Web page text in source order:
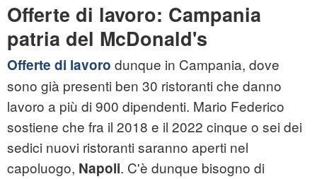
Offerte di lavoro: Campania
patria del McDonald's
Offerte di lavoro dunque in Campania, dove
sono già presenti ben 30 ristoranti che danno
lavoro a più di 900 dipendenti. Mario Federico
sostiene che fra il 2018 e il 2022 cinque o sei dei
sedici nuovi ristoranti saranno aperti nel
capoluogo, Napoli. C'è dunque bisogno di